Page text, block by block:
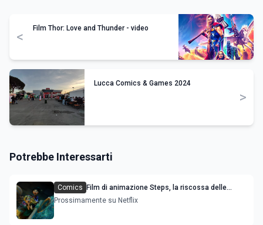
<
Film Thor: Love and Thunder - video
Lucca Comics & Games 2024
>
Potrebbe Interessarti
Comics Film di animazione Steps, la riscossa delle
sorellastre di Cenerentola: trama cast e uscita
Prossimamente su Netflix